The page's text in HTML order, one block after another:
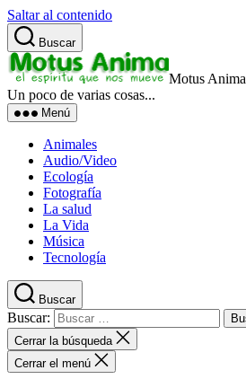
Saltar al contenido
Buscar
Motus Anima
Un poco de varias cosas...
Menú
Animales
Audio/Video
Ecología
Fotografía
La salud
La Vida
Música
Tecnología
Buscar
Buscar:
Cerrar la búsqueda
Cerrar el menú